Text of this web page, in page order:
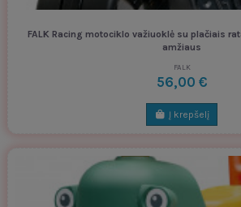
FALK Racing motociklo važiuoklė su plačiais
amžiaus
FALK
56,00 €
Į krepšelį